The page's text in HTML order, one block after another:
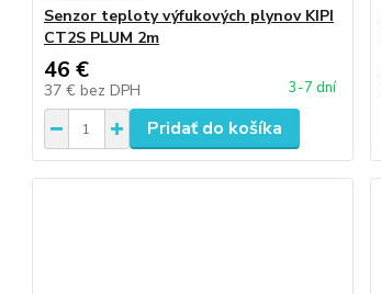
Senzor teploty výfukových plynov KIPI
CT2S PLUM 2m
46 €
37 € bez DPH 3-7 dní
Pridať do košíka